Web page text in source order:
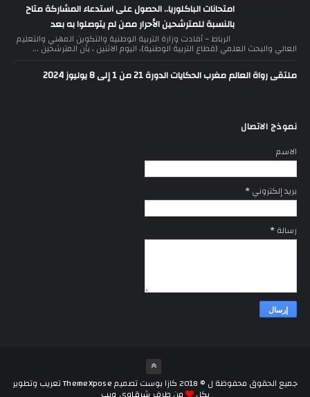
امتحانات الباكلوريا.. الحصول على استدعاء المشاركة متاح
بالنسبة للمترشحين الأحرار ممن لم يتوصلوا به بعد
الرباط – أفادت وزارة التربية الوطنية والتكوين المهني والتعليم
العالي والبحث العلمي (قطاع التربية الوطنية)، اليوم الاثنين ، بأن المترشحين ...
ملتقى رواة العالم مغرب الحكايات الدورة 21 من 1 إلى 8 يوليوز 2024
نموذج الاتصال
الاسم
بريد إلكتروني*
رسالة*
جميع الحقوق محفوظة ل ©2018كازا بوستتصميمThemeXposeتعريب وتطوير